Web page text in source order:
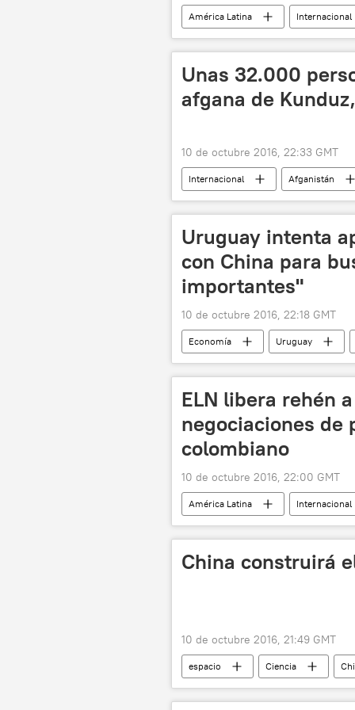
América Latina Internacional
Unidad de Policía Pacificadora (UPP)
Unas 32.000
afgana de
10 de octubre 2016, 22:33 GMT
Internacional Afganistán
Agravamiento de la situación en
Uruguay intenta
con China para
importantes"
10 de octubre 2016, 22:18 GMT
Economía Uruguay
Antonio Carámbula
Gabriel
ELN libera rehén
negociaciones de
colombiano
10 de octubre 2016, 22:00 GMT
América Latina Internacional
Ejército de Liberación Nacional (ELN)
China construirá
10 de octubre 2016, 21:49 GMT
espacio Ciencia